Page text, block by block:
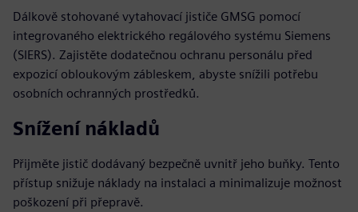
Dálkově stohované vytahovací jističe GMSG pomocí
integrovaného elektrického regálového systému Siemens
(SIERS). Zajistěte dodatečnou ochranu personálu před
expozicí obloukovým zábleskem, abyste snížili potřebu
osobních ochranných prostředků.
Snížení nákladů
Přijměte jistič dodávaný bezpečně uvnitř jeho buňky. Tento
přístup snižuje náklady na instalaci a minimalizuje možnost
poškození při přepravě.